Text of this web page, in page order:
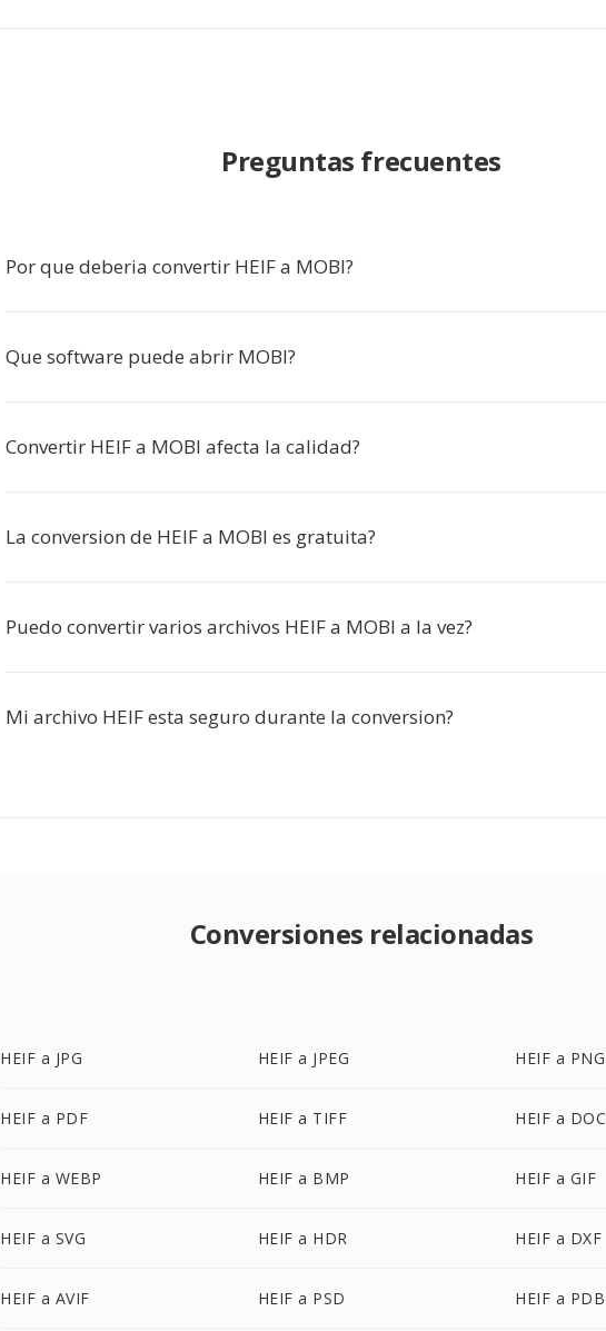
Preguntas frecuentes
Por que deberia convertir HEIF a MOBI?
Que software puede abrir MOBI?
Convertir HEIF a MOBI afecta la calidad?
La conversion de HEIF a MOBI es gratuita?
Puedo convertir varios archivos HEIF a MOBI a la vez?
Mi archivo HEIF esta seguro durante la conversion?
Conversiones relacionadas
HEIF a JPG HEIF a JPEG HEIF a PNG
HEIF a PDF HEIF a TIFF HEIF a DOC
HEIF a WEBP HEIF a BMP HEIF a GIF
HEIF a SVG HEIF a HDR HEIF a DXF
HEIF a AVIF HEIF a PSD HEIF a PDB